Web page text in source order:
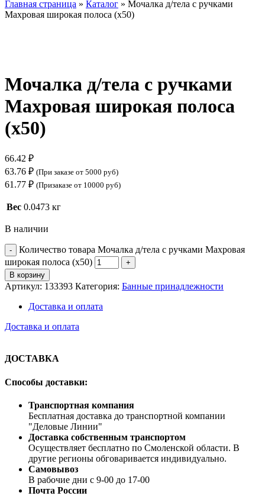
Главная страница » Каталог » Мочалка д/тела с ручками
Махровая широкая полоса (х50)
Мочалка д/тела с ручками
Махровая широкая полоса
(х50)
66.42 ₽
63.76 ₽ (При заказе от 5000 руб)
61.77 ₽ (Призаказе от 10000 руб)
Вес 0.0473 кг
В наличии
Количество товара Мочалка д/тела с ручками Махровая
широкая полоса (х50)
В корзину
Артикул: 133393 Категория: Банные принадлежности
Доставка и оплата
Доставка и оплата
ДОСТАВКА
Способы доставки:
Транспортная компания
Бесплатная доставка до транспортной компании
"Деловые Линии"
Доставка собственным транспортом
Осуществляет бесплатно по Смоленской области. В
другие регионы обговаривается индивидуально.
Самовывоз
В рабочие дни с 9-00 до 17-00
Почта России